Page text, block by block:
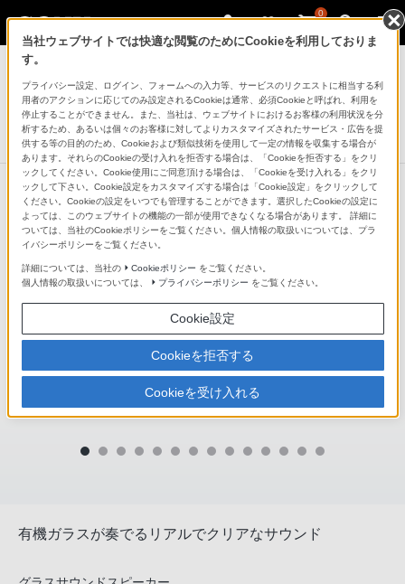
0
アクティブスピーカー/ネックスピーカー
グラスサウンドスピーカー
LSPX-S2
DISCONTINUED 生産完了
有機ガラスが奏でるリアルでクリアなサウンド
当社ウェブサイトでは快適な閲覧のためにCookieを利用しておりま
す。
プライバシー設定、ログイン、フォームへの入力等、サービスのリクエストに相当する利
用者のアクションに応じてのみ設定されるCookieは通常、必須Cookieと呼ばれ、利用を
停止することができません。また、当社は、ウェブサイトにおけるお客様の利用状況を分
析するため、あるいは個々のお客様に対してよりカスタマイズされたサービス・広告を提
供する等の目的のため、Cookieおよび類似技術を使用して一定の情報を収集する場合が
あります。それらのCookieの受け入れを拒否する場合は、「Cookieを拒否する」をクリ
ックしてください。Cookie使用にご同意頂ける場合は、「Cookieを受け入れる」をクリ
ックして下さい。Cookie設定をカスタマイズする場合は「Cookie設定」をクリックして
ください。Cookieの設定をいつでも管理することができます。選択したCookieの設定に
よっては、このウェブサイトの機能の一部が使用できなくなる場合があります。 詳細に
ついては、当社のCookieポリシーをご覧ください。個人情報の取扱いについては、プラ
イバシーポリシーをご覧ください。
詳細については、当社の Cookieポリシー をご覧ください。
個人情報の取扱いについては、
プライバシーポリシー をご覧ください。
Cookie設定
Cookieを拒否する
Cookieを受け入れる